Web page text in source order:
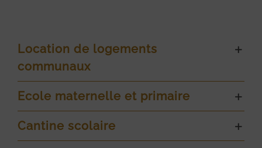
Location de logements
communaux
Ecole maternelle et primaire
Cantine scolaire